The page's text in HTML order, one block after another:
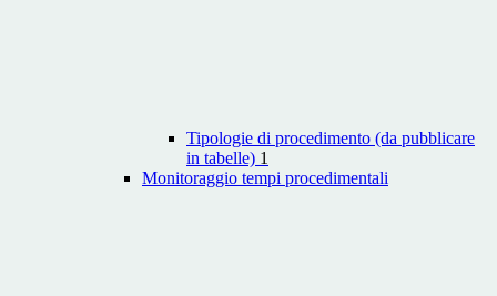
Tipologie di procedimento (da pubblicare
in tabelle) 1
Monitoraggio tempi procedimentali